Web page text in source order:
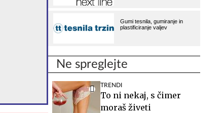
Ne spreglejte
TRENDI
To ni nekaj, s čimer
moraš živeti